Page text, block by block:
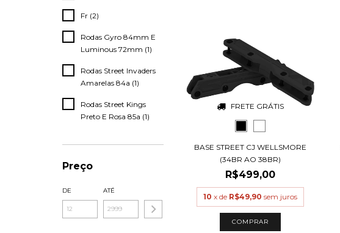
Fr (2)
Rodas Gyro 84mm E
Luminous 72mm (1)
Rodas Street Invaders
Amarelas 84a (1)
Rodas Street Kings
Preto E Rosa 85a (1)
Preço
DE ATÉ
FRETE GRÁTIS
BASE STREET CJ WELLSMORE
(34BR AO 38BR)
R$499,00
10 x de R$49,90 sem juros
COMPRAR